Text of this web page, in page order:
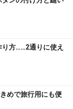
方……2通りに使え
めで旅行用にも便